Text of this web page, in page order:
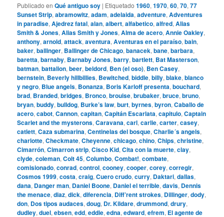
Publicado en Qué antiguo soy | Etiquetado 1960,1970,60,70,77
Sunset Strip,abramowitz,adam,adelaida,adventure,Adventures
in paradise,Ajedrez fatal,alan,albert,alfabetico,alfred,Alias
Smith & Jones,Alias Smith y Jones,Alma de acero,Annie Oakley,
anthony,arnold,attack,aventura,Aventuras en el paraíso,bain,
baker,ballinger, Ballinger de Chicago,banacek,bane,barbara,
baretta,barnaby, Barnaby Jones,barry,bartlett, Bat Masterson,
batman,battalion,beer,beldord, Ben (el oso), Ben Casey,
bernstein, Beverly hillbillies, Bewitched,biddle,billy,blake,blanco
y negro, Blue angels, Bonanza, Boris Karloff presenta,bouchard,
brad, Branded,bridges, Bronco,brouise,brubaker,bruce,bruno,
bryan,buddy,bulldog, Burke’s law,burt,byrnes,byron,Caballo de
acero,cabot,Cannon,capitan,Capitán Escarlata,capitulo,Captain
Scarlet and the mysterons,Caravana,carl,carlie,carter,casey,
catlett,Caza submarina,Centinelas del bosque,Charlie´s angels,
charlotte,Checkmate,Cheyenne,chicago,chino,Chips,christine,
Cimarrón,Cimarron strip,Cisco Kid,Cita con la muerte,clay,
clyde,coleman,Colt 45,Columbo,Combat!,combate,
comisionado,conrad,control,cooney,cooper,corey,corregir,
Cosmos 1999,costa,craig,Cuero crudo,curry, Daktari,dallas,
dana, Danger man, Daniel Boone, Daniel el terrible,davis, Dennis
the menace,diaz,dick,diferencia, Diff’rent strokes, Dillinger,dody,
don, Dos tipos audaces,doug, Dr. Kildare,drummond,drury,
dudley,duel,ebsen,edd,eddie,edna,edward,efrem, El agente de